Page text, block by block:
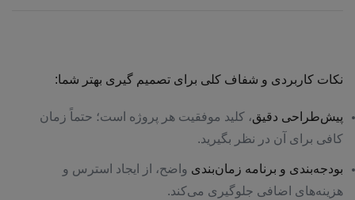
نکات کاربردی و شفاف کلی برای تصمیم گیری بهتر شما:
پیش‌طراحی دقیق، کلید موفقیت هر پروژه است؛ حتماً زمان
کافی برای آن در نظر بگیرید.
بودجه‌بندی و برنامه زمان‌بندی واضح، از ایجاد استرس و
هزینه‌های اضافی جلوگیری می‌کند.